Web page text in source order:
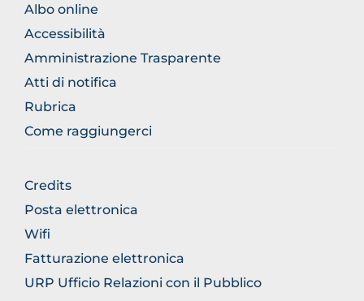
BROWSE
THE
SECTION
Albo online
Accessibilità
Amministrazione Trasparente
Atti di notifica
Rubrica
Come raggiungerci
BROWSE
THE
SECTION
Credits
Posta elettronica
Wifi
Fatturazione elettronica
URP Ufficio Relazioni con il Pubblico